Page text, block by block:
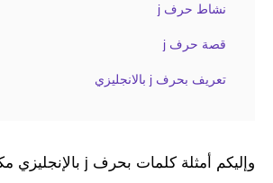
نشاط حرف j
قصة حرف j
تعريف بحرف j بالانجليزي